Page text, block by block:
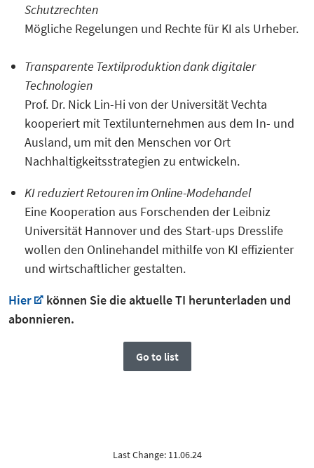
Schutzrechten
Mögliche Regelungen und Rechte für KI als Urheber.
Transparente Textilproduktion dank digitaler
Technologien
Prof. Dr. Nick Lin-Hi von der Universität Vechta
kooperiert mit Textilunternehmen aus dem In- und
Ausland, um mit den Menschen vor Ort
Nachhaltigkeitsstrategien zu entwickeln.
KI reduziert Retouren im Online-Modehandel
Eine Kooperation aus Forschenden der Leibniz
Universität Hannover und des Start-ups Dresslife
wollen den Onlinehandel mithilfe von KI effizienter
und wirtschaftlicher gestalten.
Hier
können Sie die aktuelle TI herunterladen und
abonnieren.
Go to list
Last Change: 11.06.24